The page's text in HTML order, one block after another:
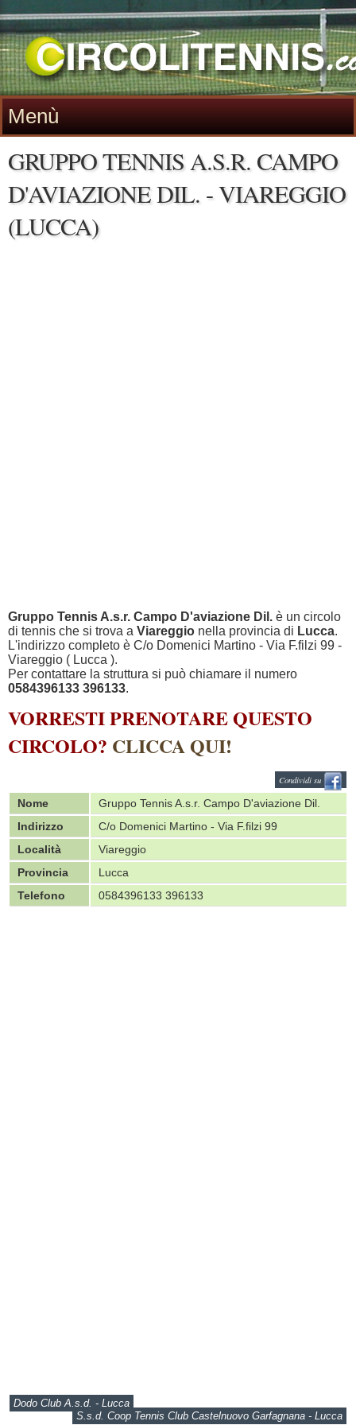
Menù
GRUPPO TENNIS A.S.R. CAMPO
D'AVIAZIONE DIL. - VIAREGGIO
(LUCCA)
Gruppo Tennis A.s.r. Campo D'aviazione Dil. è un circolo
di tennis che si trova a Viareggio nella provincia di Lucca.
L'indirizzo completo è C/o Domenici Martino - Via F.filzi 99 -
Viareggio ( Lucca ).
Per contattare la struttura si può chiamare il numero
0584396133 396133.
VORRESTI PRENOTARE QUESTO
CIRCOLO? CLICCA QUI!
Condividi su
Nome
Gruppo Tennis A.s.r. Campo D'aviazione Dil.
Indirizzo
C/o Domenici Martino - Via F.filzi 99
Località
Viareggio
Provincia
Lucca
Telefono
0584396133 396133
Dodo Club A.s.d. - Lucca
S.s.d. Coop Tennis Club Castelnuovo Garfagnana - Lucca